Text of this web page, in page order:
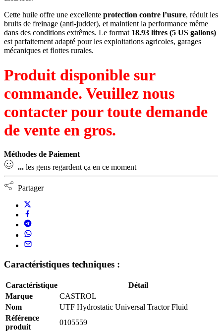
Cette huile offre une excellente protection contre l’usure, réduit les
bruits de freinage (anti-judder), et maintient la performance même
dans des conditions extrêmes. Le format 18.93 litres (5 US gallons)
est parfaitement adapté pour les exploitations agricoles, garages
mécaniques et flottes rurales.
Produit disponible sur
commande. Veuillez nous
contacter pour toute demande
de vente en gros.
Méthodes de Paiement
... les gens regardent ça en ce moment
Partager
Caractéristiques techniques :
Caractéristique
Détail
Marque
CASTROL
Nom
UTF Hydrostatic Universal Tractor Fluid
Référence
produit
0105559